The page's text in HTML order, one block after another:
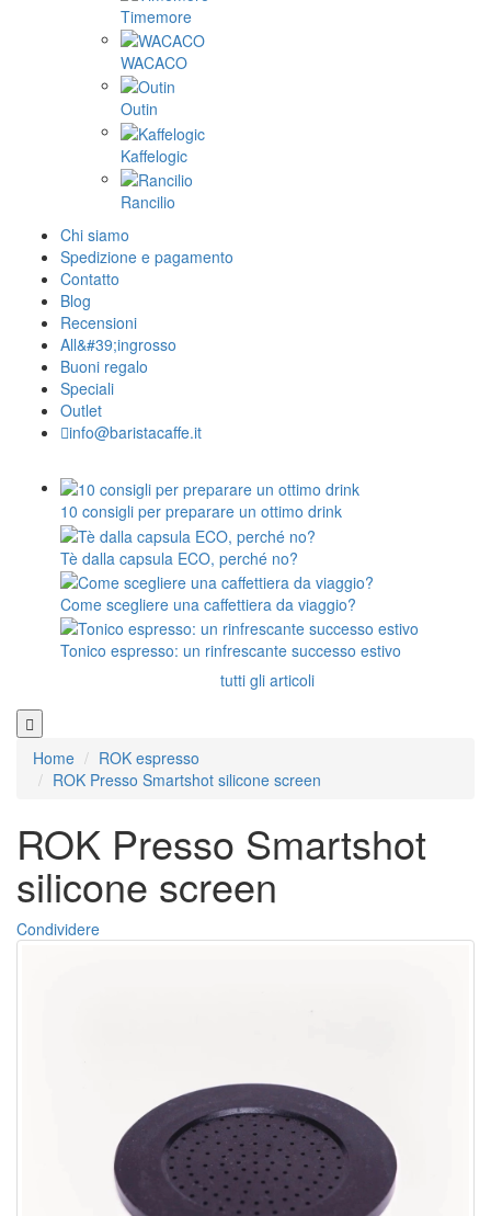
Timemore
WACACO
Outin
Kaffelogic
Rancilio
Chi siamo
Spedizione e pagamento
Contatto
Blog
Recensioni
All&#39;ingrosso
Buoni regalo
Speciali
Outlet
info@baristacaffe.it
10 consigli per preparare un ottimo drink
Tè dalla capsula ECO, perché no?
Come scegliere una caffettiera da viaggio?
Tonico espresso: un rinfrescante successo estivo
tutti gli articoli
Home
ROK espresso
ROK Presso Smartshot silicone screen
ROK Presso Smartshot
silicone screen
Condividere